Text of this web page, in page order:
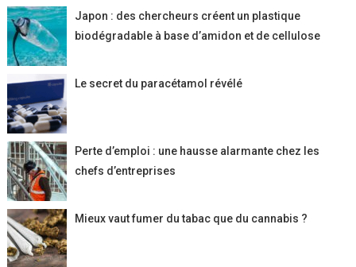
Japon : des chercheurs créent un plastique
biodégradable à base d’amidon et de cellulose
Le secret du paracétamol révélé
Perte d’emploi : une hausse alarmante chez les
chefs d’entreprises
Mieux vaut fumer du tabac que du cannabis ?